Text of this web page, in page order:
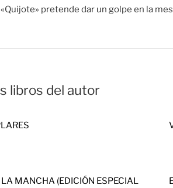
pretende dar un golpe en la
libros del autor
LA MANCHA (EDICIÓN ESPECIAL